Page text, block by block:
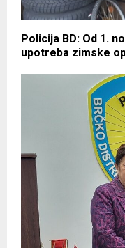
Policija BD: Od 1.
upotreba zimske